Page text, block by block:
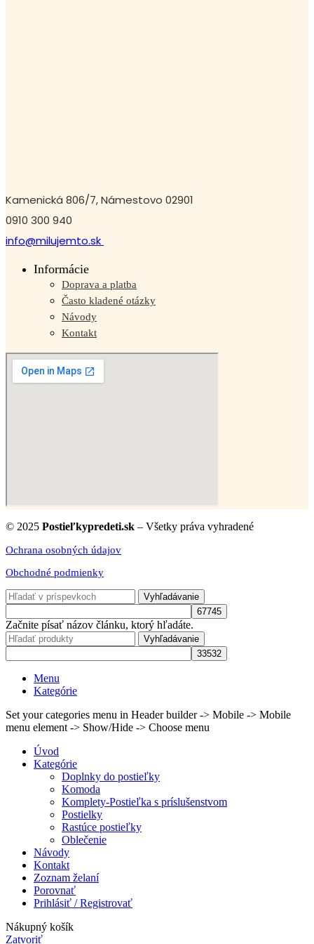
Kamenická 806/7, Námestovo 02901
0910 300 940
info@milujemto.sk
Informácie
Doprava a platba
Často kladené otázky
Návody
Kontakt
© 2025 Postieľkypredeti.sk – Všetky práva vyhradené
Ochrana osobných údajov
Obchodné podmienky
Vyhľadávanie
Začnite písať názov článku, ktorý hľadáte.
Vyhľadávanie
Menu
Kategórie
Set your categories menu in Header builder -> Mobile -> Mobile
menu element -> Show/Hide -> Choose menu
Úvod
Kategórie
Doplnky do postieľky
Komoda
Komplety-Postieľka s príslušenstvom
Postielky
Rastúce postieľky
Oblečenie
Návody
Kontakt
Zoznam želaní
Porovnať
Prihlásiť / Registrovať
Nákupný košík
Zatvoriť